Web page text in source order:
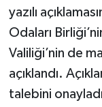
yazılı
Odaları
Valiliği’nin de
açıklandı.
talebini